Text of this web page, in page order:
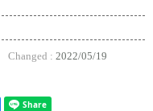
Changed : 2022/05/19